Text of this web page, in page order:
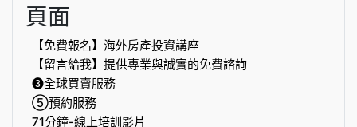
頁面
【免費報名】海外房產投資講座
【留言給我】提供專業與誠實的免費諮詢
❸全球買賣服務
⑤預約服務
71分鐘-線上培訓影片